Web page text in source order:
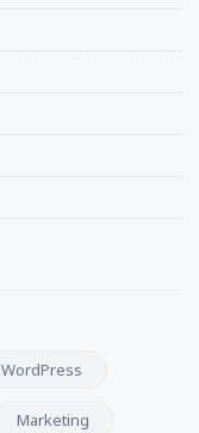
WordPress
Marketing